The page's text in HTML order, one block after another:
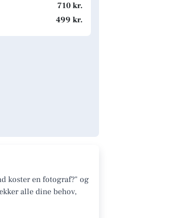
710 kr.
499 kr.
koster en fotograf?" og
alle dine behov,